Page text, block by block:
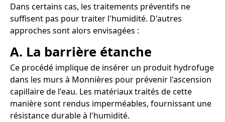
Dans certains cas, les traitements préventifs ne
suffisent pas pour traiter l'humidité. D'autres
approches sont alors envisagées :
A. La barrière étanche
Ce procédé implique de insérer un produit hydrofuge
dans les murs à Monnières pour prévenir l'ascension
capillaire de l'eau. Les matériaux traités de cette
manière sont rendus imperméables, fournissant une
résistance durable à l'humidité.